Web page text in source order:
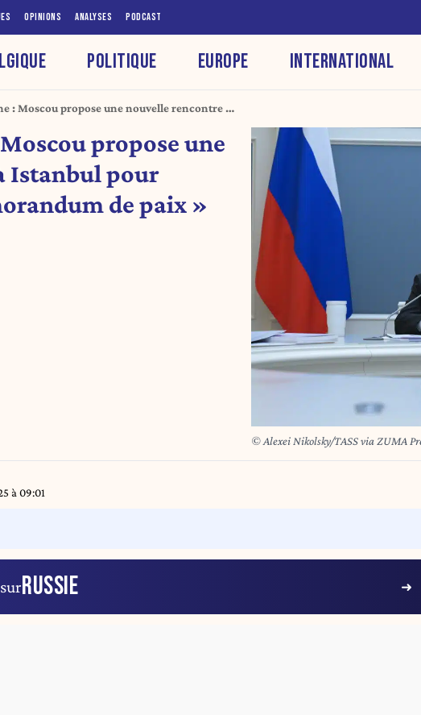
OPINIONS ANALYSES PODCAST
POLITIQUE EUROPE INTERNATIONAL
: Moscou propose une nouvelle rencontre à
propose une
Istanbul pour
de paix »
© Alexei Nikolsky/TASS via ZUMA
à 09:01
RUSSIE